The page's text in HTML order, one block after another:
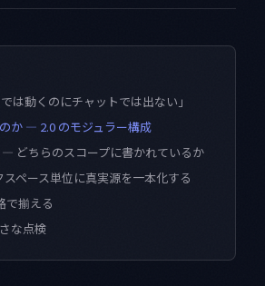
は動くのにチャットでは出ない」
か — 2.0 のモジュラー構成
— どちらのスコープに書かれているか
ペース単位に真実源を一本化する
で揃える
な点検